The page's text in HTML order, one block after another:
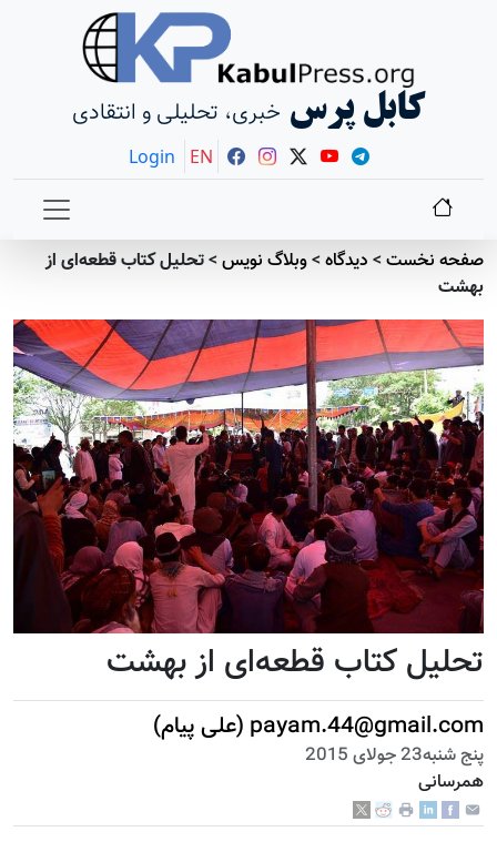
کابل پرس خبری، تحلیلی و انتقادی
Login EN
صفحه نخست> دیدگاه>وبلاگ نویس>تحلیل کتاب قطعه‌ای از
بهشت
تحلیل کتاب قطعه‌ای از بهشت
payam.44@gmail.com (علی پیام)
پنج شنبه23 جولای 2015
همرسانی